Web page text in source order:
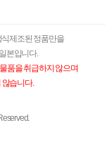
제조된 정품만을
본입니다.
품을 취급하지 않으며
습니다.